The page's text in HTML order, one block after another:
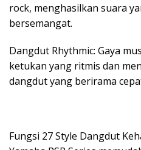
rock, menghasilkan suara
bersemangat.
Dangdut Rhythmic: Gaya
ketukan yang ritmis dan
dangdut yang berirama
Fungsi 27 Style Dangdut